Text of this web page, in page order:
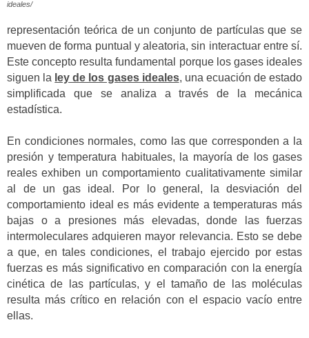
ideales/
representación teórica de un conjunto de partículas que se
mueven de forma puntual y aleatoria, sin interactuar entre sí.
Este concepto resulta fundamental porque los gases ideales
siguen la ley de los gases ideales, una ecuación de estado
simplificada que se analiza a través de la mecánica
estadística.
En condiciones normales, como las que corresponden a la
presión y temperatura habituales, la mayoría de los gases
reales exhiben un comportamiento cualitativamente similar
al de un gas ideal. Por lo general, la desviación del
comportamiento ideal es más evidente a temperaturas más
bajas o a presiones más elevadas, donde las fuerzas
intermoleculares adquieren mayor relevancia. Esto se debe
a que, en tales condiciones, el trabajo ejercido por estas
fuerzas es más significativo en comparación con la energía
cinética de las partículas, y el tamaño de las moléculas
resulta más crítico en relación con el espacio vacío entre
ellas.